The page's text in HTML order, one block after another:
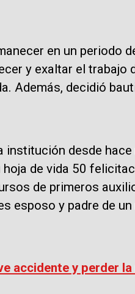
en un periodo
y exaltar el trabajo
Además, decidió
institución desde
de vida 50
de primeros
esposo y padre de
accidente y perder